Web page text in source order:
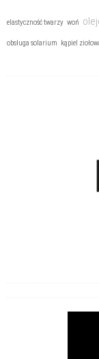
elastyczność twarzy woń
obsługa solarium kąpiel